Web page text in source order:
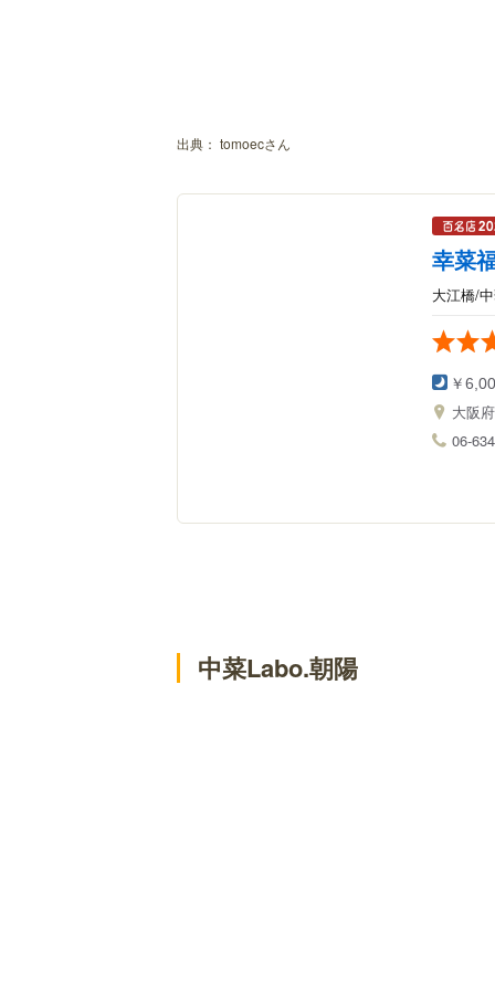
出典： tomoecさん
幸菜
大江橋/
￥
大阪
06-
中菜Labo.朝陽